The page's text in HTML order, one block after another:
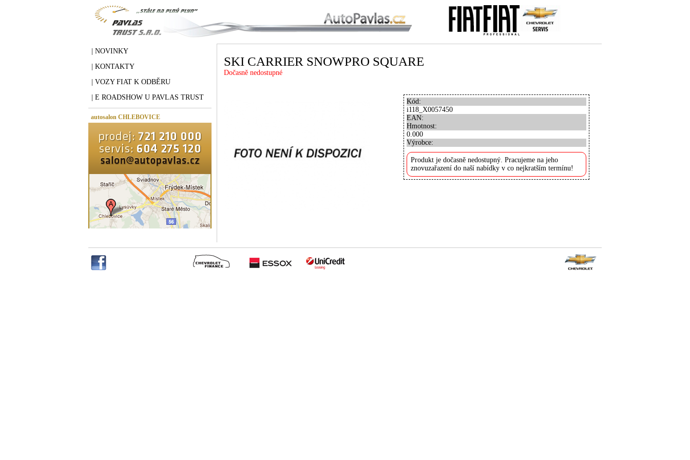
| NOVINKY
| KONTAKTY
| VOZY FIAT K ODBĚRU
| E ROADSHOW U PAVLAS TRUST
autosalon CHLEBOVICE
SKI CARRIER SNOWPRO SQUARE
Dočasně nedostupné
Kód:
i118_X0057450
EAN:
Hmotnost:
0.000
Výrobce:
Produkt je dočasně nedostupný. Pracujeme na jeho
znovuzařazení do naší nabídky v co nejkratším termínu!